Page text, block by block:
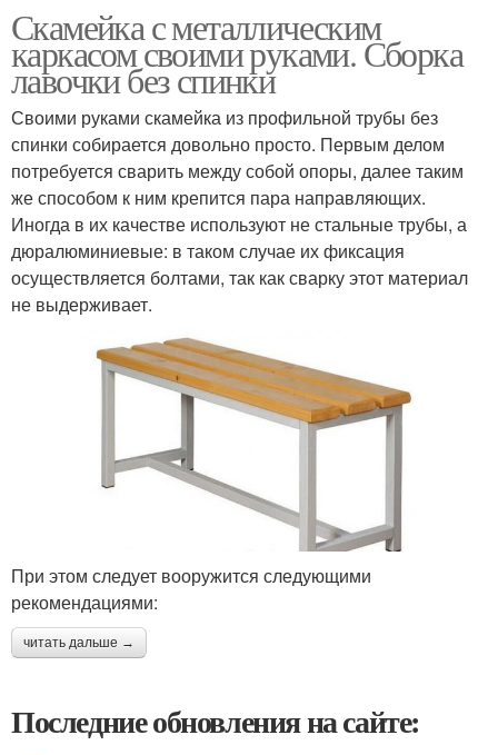
Скамейка с металлическим
каркасом своими руками. Сборка
лавочки без спинки
Своими руками скамейка из профильной трубы без
спинки собирается довольно просто. Первым делом
потребуется сварить между собой опоры, далее таким
же способом к ним крепится пара направляющих.
Иногда в их качестве используют не стальные трубы, а
дюралюминиевые: в таком случае их фиксация
осуществляется болтами, так как сварку этот материал
не выдерживает.
При этом следует вооружится следующими
рекомендациями:
читать дальше →
Последние обновления на сайте: